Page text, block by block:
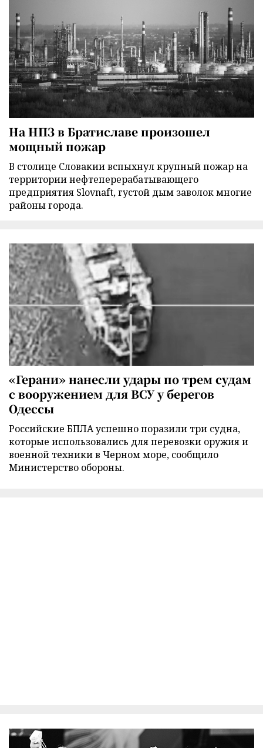
На НПЗ в Братиславе произошел
мощный пожар
В столице Словакии вспыхнул крупный пожар на
территории нефтеперерабатывающего
предприятия Slovnaft, густой дым заволок многие
районы города.
«Герани» нанесли удары по трем судам
с вооружением для ВСУ у берегов
Одессы
Российские БПЛА успешно поразили три судна,
которые использовались для перевозки оружия и
военной техники в Черном море, сообщило
Министерство обороны.